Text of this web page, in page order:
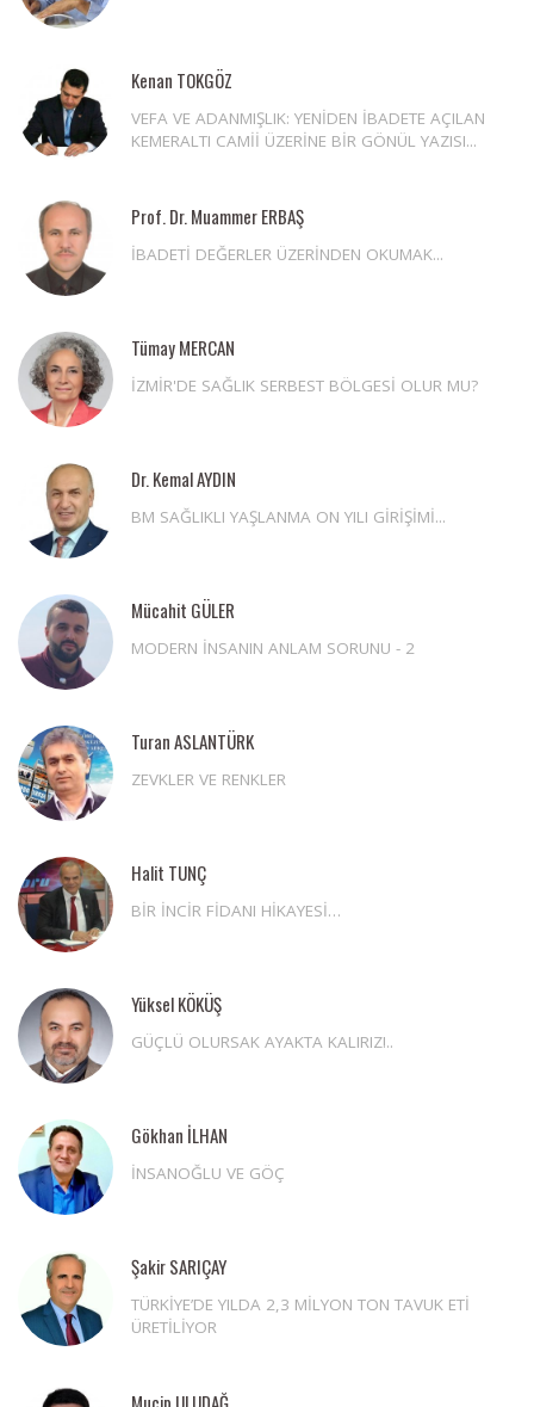
Kenan TOKGÖZ
VEFA VE ADANMIŞLIK: YENİDEN İBADETE AÇILAN
KEMERALTI CAMİİ ÜZERİNE BİR GÖNÜL YAZISI...
Prof. Dr. Muammer ERBAŞ
İBADETİ DEĞERLER ÜZERİNDEN OKUMAK...
Tümay MERCAN
İZMİR'DE SAĞLIK SERBEST BÖLGESİ OLUR MU?
Dr. Kemal AYDIN
BM SAĞLIKLI YAŞLANMA ON YILI GİRİŞİMİ...
Mücahit GÜLER
MODERN İNSANIN ANLAM SORUNU - 2
Turan ASLANTÜRK
ZEVKLER VE RENKLER
Halit TUNÇ
BİR İNCİR FİDANI HİKAYESİ…
Yüksel KÖKÜŞ
GÜÇLÜ OLURSAK AYAKTA KALIRIZ!..
Gökhan İLHAN
İNSANOĞLU VE GÖÇ
Şakir SARIÇAY
TÜRKİYE’DE YILDA 2,3 MİLYON TON TAVUK ETİ
ÜRETİLİYOR